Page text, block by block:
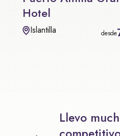
Hotel
Islantilla desde
Llevo